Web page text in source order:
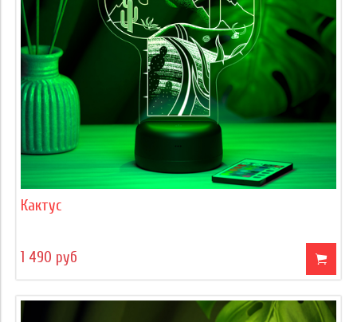
Кактус
1 490 руб